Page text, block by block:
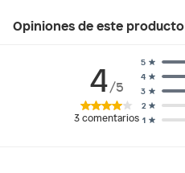
Opiniones de este producto
4/5
3 comentarios 1
2
3
4
5